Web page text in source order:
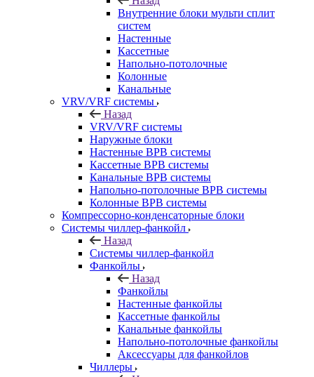
Внутренние блоки мульти сплит
систем
Настенные
Кассетные
Напольно-потолочные
Колонные
Канальные
VRV/VRF системы
Назад
VRV/VRF системы
Наружные блоки
Настенные ВРВ системы
Кассетные ВРВ системы
Канальные ВРВ системы
Напольно-потолочные ВРВ системы
Колонные ВРВ системы
Компрессорно-конденсаторные блоки
Системы чиллер-фанкойл
Назад
Системы чиллер-фанкойл
Фанкойлы
Назад
Фанкойлы
Настенные фанкойлы
Кассетные фанкойлы
Канальные фанкойлы
Напольно-потолочные фанкойлы
Аксессуары для фанкойлов
Чиллеры